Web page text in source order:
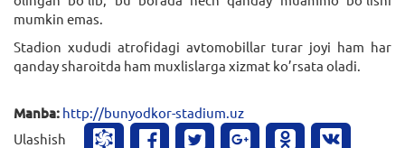
mumkin emas.
Stadion xududi atrofidagi avtomobillar turar joyi ham har
qanday sharoitda ham muxlislarga xizmat ko’rsata oladi.
Manba: http://bunyodkor-stadium.uz
Ulashish